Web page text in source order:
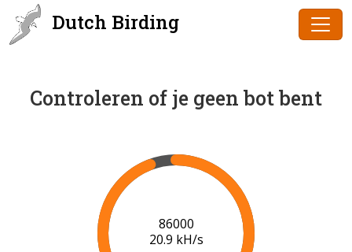
Dutch Birding
Controleren of je geen bot bent
87000
20.1 kH/s